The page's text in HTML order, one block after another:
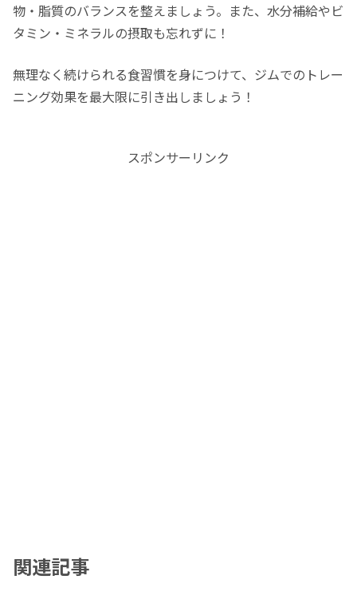
物・脂質のバランスを整えましょう。また、水分補給やビ
タミン・ミネラルの摂取も忘れずに！
無理なく続けられる食習慣を身につけて、ジムでのトレー
ニング効果を最大限に引き出しましょう！
スポンサーリンク
関連記事